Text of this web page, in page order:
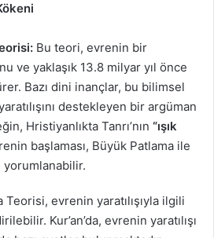
Bu teori, evrenin bir
ve yaklaşık 13.8 milyar yıl önce
Bazı dini inançlar, bu bilimsel
destekleyen bir argüman
Hristiyanlıkta Tanrı’nın “ışık
başlaması, Büyük Patlama ile
Teorisi, evrenin yaratılışıyla ilgili
Kur’an’da, evrenin yaratılışı